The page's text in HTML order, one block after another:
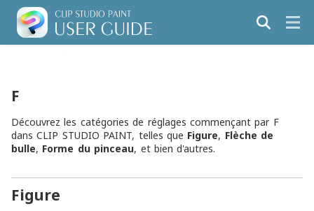
F
Découvrez les catégories de réglages commençant par F
dans CLIP STUDIO PAINT, telles que Figure, Flèche de
bulle, Forme du pinceau, et bien d'autres.
Figure